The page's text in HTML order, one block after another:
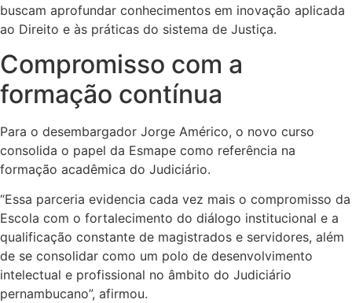
buscam aprofundar conhecimentos em inovação aplicada
ao Direito e às práticas do sistema de Justiça.
Compromisso com a
formação contínua
Para o desembargador Jorge Américo, o novo curso
consolida o papel da Esmape como referência na
formação acadêmica do Judiciário.
“Essa parceria evidencia cada vez mais o compromisso da
Escola com o fortalecimento do diálogo institucional e a
qualificação constante de magistrados e servidores, além
de se consolidar como um polo de desenvolvimento
intelectual e profissional no âmbito do Judiciário
pernambucano”, afirmou.